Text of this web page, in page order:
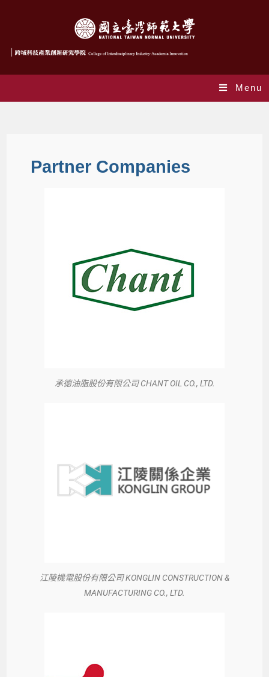
Menu
Partner Companies
承德油脂股份有限公司 CHANT OIL CO., LTD.
江陵機電股份有限公司 KONGLIN CONSTRUCTION &
MANUFACTURING CO., LTD.